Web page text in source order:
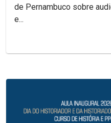
de Pernambuco sobre
e...